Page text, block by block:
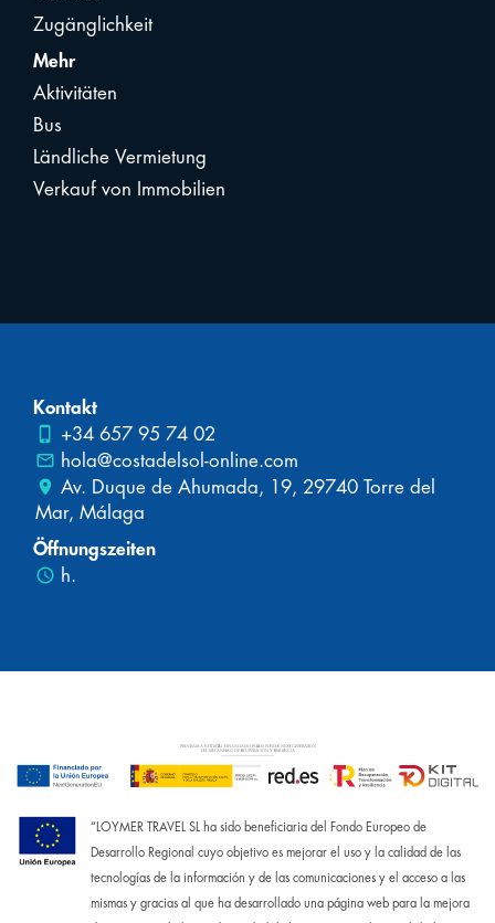
Zugänglichkeit
Mehr
Aktivitäten
Bus
Ländliche Vermietung
Verkauf von Immobilien
Kontakt
phone_iphone +34 657 95 74 02
mail_outline hola@costadelsol-online.com
place Av. Duque de Ahumada, 19, 29740 Torre del
Mar, Málaga
Öffnungszeiten
schedule h.
“LOYMER TRAVEL SL ha sido beneficiaria del Fondo Europeo de
Desarrollo Regional cuyo objetivo es mejorar el uso y la calidad de las
tecnologías de la información y de las comunicaciones y el acceso a las
mismas y gracias al que ha desarrollado una página web para la mejora